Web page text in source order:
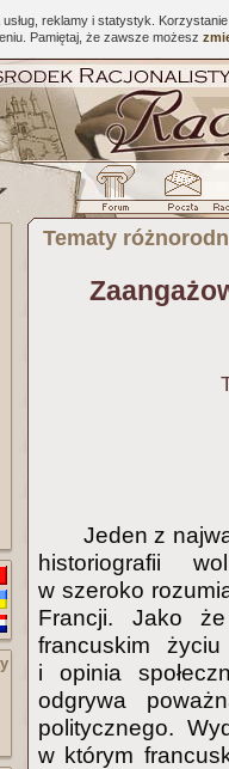
reklamy i statystyk.
Pamiętaj, że zawsze możesz
Tematy
Jeden z
historiografii
w szeroko
Francji. Jako
francuskim
i opinia
odgrywa
politycznego.
w którym